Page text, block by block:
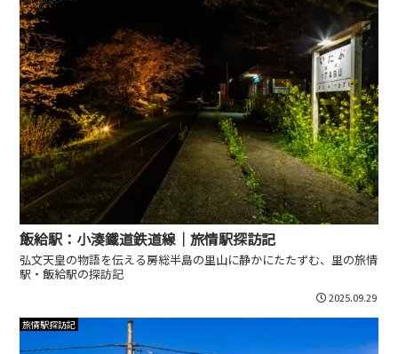
飯給駅：小湊鐵道鉄道線｜旅情駅探訪記
弘文天皇の物語を伝える房総半島の里山に静かにたたずむ、里の旅情
駅・飯給駅の探訪記
2025.09.29
旅情駅探訪記